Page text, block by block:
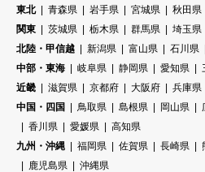
東北
青森県 岩手県 宮城県 秋田県
関東
茨城県 栃木県 群馬県 埼玉県
北陸・甲信越
新潟県 富山県 石川県
中部・東海
岐阜県 静岡県 愛知県
近畿
滋賀県 京都府 大阪府 兵庫県
中国・四国
鳥取県 島根県 岡山県
香川県
愛媛県
高知県
九州・沖縄
福岡県 佐賀県 長崎県
鹿児島県
沖縄県